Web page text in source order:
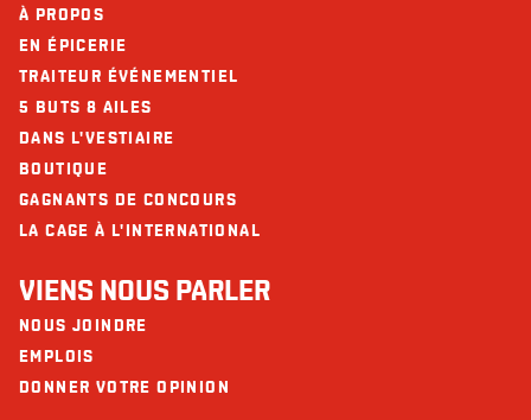
À PROPOS
EN ÉPICERIE
TRAITEUR ÉVÉNEMENTIEL
5 BUTS 8 AILES
DANS L'VESTIAIRE
BOUTIQUE
GAGNANTS DE CONCOURS
LA CAGE À L'INTERNATIONAL
VIENS NOUS PARLER
NOUS JOINDRE
EMPLOIS
DONNER VOTRE OPINION